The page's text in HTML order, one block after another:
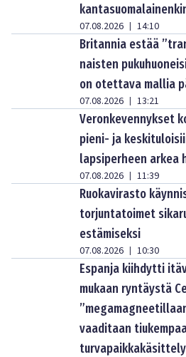
07.08.2026 | 14:10
Britannia estää
naisten
on otettava mallia
07.08.2026 | 13:21
Veronkevennykset
pieni- ja
lapsiperheen arkea
07.08.2026 | 11:39
Ruokavirasto
torjuntatoimet
estämiseksi
07.08.2026 | 10:30
Espanja kiihdytti
mukaan ryntäystä
vaaditaan